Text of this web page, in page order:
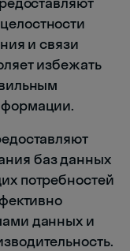
и связи
избежать
баз данных
потребностей
данных и